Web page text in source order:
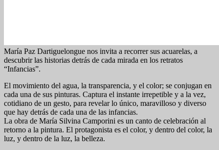
María Paz Dartiguelongue nos invita a recorrer sus acuarelas, a
descubrir las historias detrás de cada mirada en los retratos
“Infancias”.
El movimiento del agua, la transparencia, y el color; se conjugan en
cada una de sus pinturas. Captura el instante irrepetible y a la vez,
cotidiano de un gesto, para revelar lo único, maravilloso y diverso
que hay detrás de cada una de las infancias.
La obra de María Silvina Camporini es un canto de celebración al
retorno a la pintura. El protagonista es el color, y dentro del color, la
luz, y dentro de la luz, la belleza.